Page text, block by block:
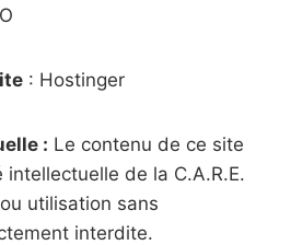
: Hostinger
: Le contenu de ce site
de la C.A.R.E.
utilisation sans
interdite.